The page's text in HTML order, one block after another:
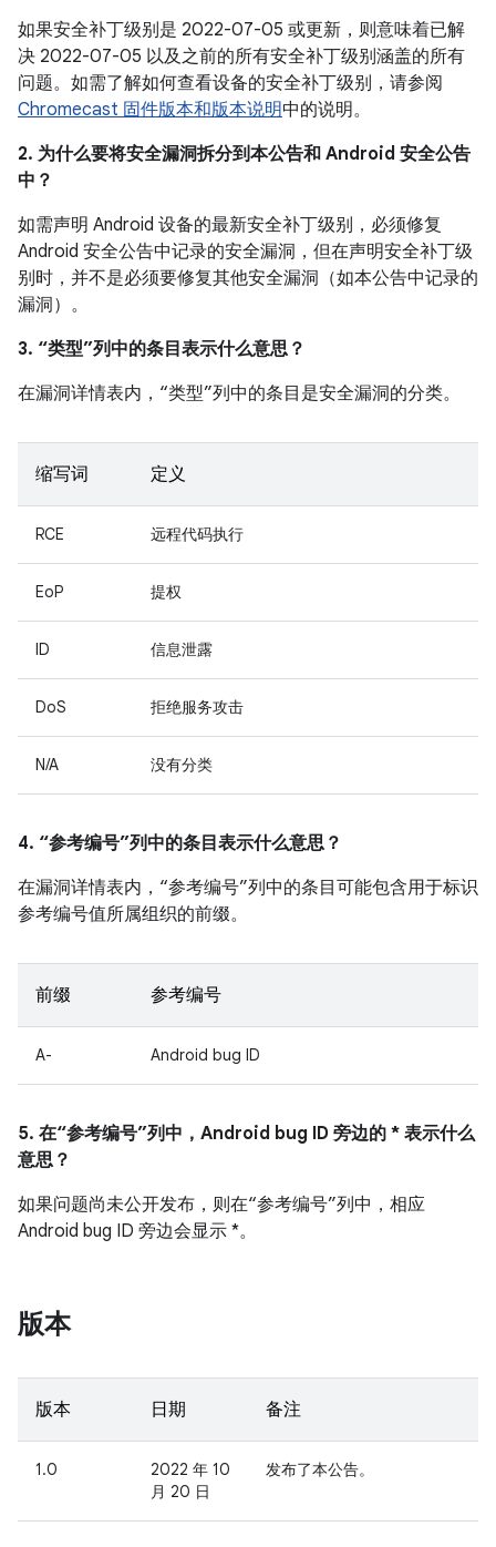
如果安全补丁级别是 2022-07-05 或更新，则意味着已解
决 2022-07-05 以及之前的所有安全补丁级别涵盖的所有
问题。如需了解如何查看设备的安全补丁级别，请参阅
Chromecast 固件版本和版本说明中的说明。
2. 为什么要将安全漏洞拆分到本公告和 Android 安全公告
中？
如需声明 Android 设备的最新安全补丁级别，必须修复
Android 安全公告中记录的安全漏洞，但在声明安全补丁级
别时，并不是必须要修复其他安全漏洞（如本公告中记录的
漏洞）。
3. “类型”列中的条目表示什么意思？
在漏洞详情表内，“类型”列中的条目是安全漏洞的分类。
缩写词 定义
RCE 远程代码执行
EoP 提权
ID 信息泄露
DoS 拒绝服务攻击
N/A 没有分类
4. “参考编号”列中的条目表示什么意思？
在漏洞详情表内，“参考编号”列中的条目可能包含用于标识
参考编号值所属组织的前缀。
前缀 参考编号
A- Android bug ID
5. 在“参考编号”列中，Android bug ID 旁边的 * 表示什么
意思？
如果问题尚未公开发布，则在“参考编号”列中，相应
Android bug ID 旁边会显示 *。
版本
版本 日期 备注
1.0
2022 年 10
月 20 日
发布了本公告。